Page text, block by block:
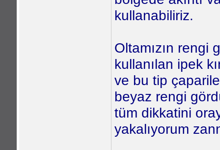
kullanabiliriz.
Oltamızın rengi
kullanılan ipek
ve bu tip
beyaz rengi
tüm dikkatini
yakalıyorum